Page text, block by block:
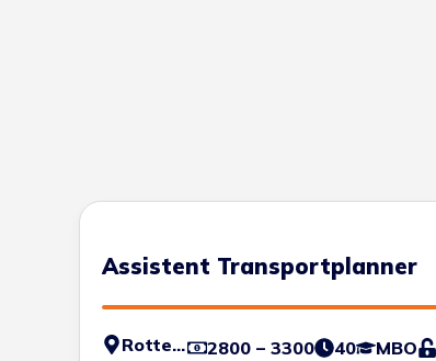
Assistent Transportplanner
Rotterdam 2800 – 3300 40 MBO